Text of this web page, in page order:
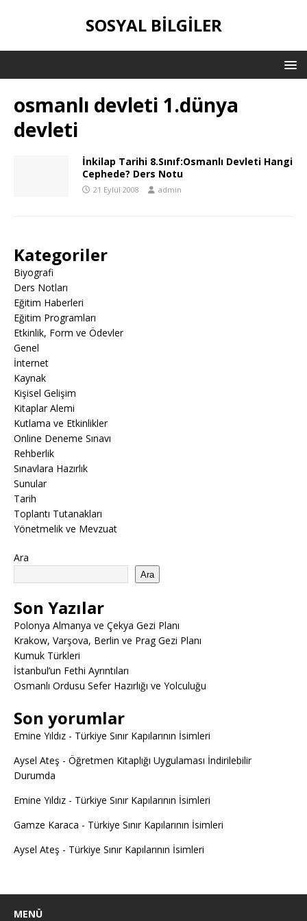
SOSYAL BILGILER
osmanlı devleti 1.dünya
devleti
İnkilap Tarihi 8.Sınıf:Osmanlı Devleti Hangi
Cephede? Ders Notu
21 Eylül 2008 admin
Kategoriler
Biyografi
Ders Notları
Eğitim Haberleri
Eğitim Programları
Etkinlik, Form ve Ödevler
Genel
İnternet
Kaynak
Kişisel Gelişim
Kitaplar Alemi
Kutlama ve Etkinlikler
Online Deneme Sınavı
Rehberlik
Sınavlara Hazırlık
Sunular
Tarih
Toplantı Tutanakları
Yönetmelik ve Mevzuat
Ara
Ara
Son Yazılar
Polonya Almanya ve Çekya Gezi Planı
Krakow, Varşova, Berlin ve Prag Gezi Planı
Kumuk Türkleri
İstanbul’un Fethi Ayrıntıları
Osmanlı Ordusu Sefer Hazırlığı ve Yolculuğu
Son yorumlar
Emine Yıldız - Türkiye Sınır Kapılarının İsimleri
Aysel Ateş - Öğretmen Kitaplığı Uygulaması İndirilebilir
Durumda
Emine Yıldız - Türkiye Sınır Kapılarının İsimleri
Gamze Karaca - Türkiye Sınır Kapılarının İsimleri
Aysel Ateş - Türkiye Sınır Kapılarının İsimleri
MENÜ